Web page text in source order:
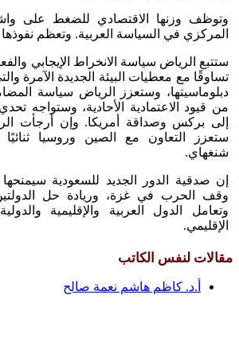
وتوظف وزنها الاقتصادي للضغط على
المركزي في السياسة العربية. وتعظم نفوذها
ستتبع الرياض سياسة الانخراط الإيجابي
تساوقًا مع معطيات البيئة الجديدة الآمرة
دبلوماسيتها، وستعزز الرياض سياسة
من قيود الاعتمادية الأحادية، وستواجه
إلى بركس وصداقة أمريكا. وإن أرجأت
ستعزز التعاون مع الصين وروسيا
شنغهاي.
إن صدقية الدور الجديد للسعودية
وقف الحرب في غزة، وريادة حل
وتعامل الدول العربية والإقليمية
الإقليمي.
مقالات لنفس الكاتب
أ.د. كاظم هاشم نعمة صالح